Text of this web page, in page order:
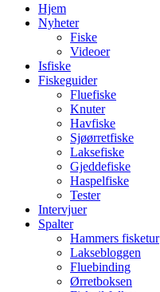
Hjem
Nyheter
Fiske
Videoer
Isfiske
Fiskeguider
Fluefiske
Knuter
Havfiske
Sjøørretfiske
Laksefiske
Gjeddefiske
Haspelfiske
Tester
Intervjuer
Spalter
Hammers fisketur
Laksebloggen
Fluebinding
Ørretboksen